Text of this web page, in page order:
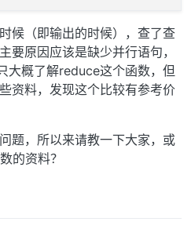
候（即输出的时候），查了查
要原因应该是缺少并行语句，
大概了解reduce这个函数，但
资料，发现这个比较有参考价
题，所以来请教一下大家，或
的资料？